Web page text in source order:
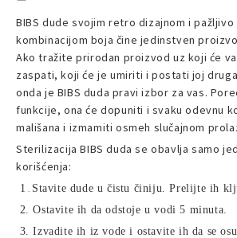
BIBS dude svojim retro dizajnom i pažljivo
kombinacijom boja čine jedinstven
Ako tražite prirodan proizvod uz koji će
zaspati, koji će je umiriti i postati joj
onda je BIBS duda pravi izbor za vas.
funkcije, ona će dopuniti i svaku odevnu
mališana i izmamiti osmeh slučajnom
Sterilizacija BIBS duda se obavlja samo
korišćenja:
1
Stavite dude u čistu činiju. Prelijte ih
2.Ostavite ih da odstoje u vodi 5 minuta.
3.Izvadite ih iz vode i ostavite ih da se